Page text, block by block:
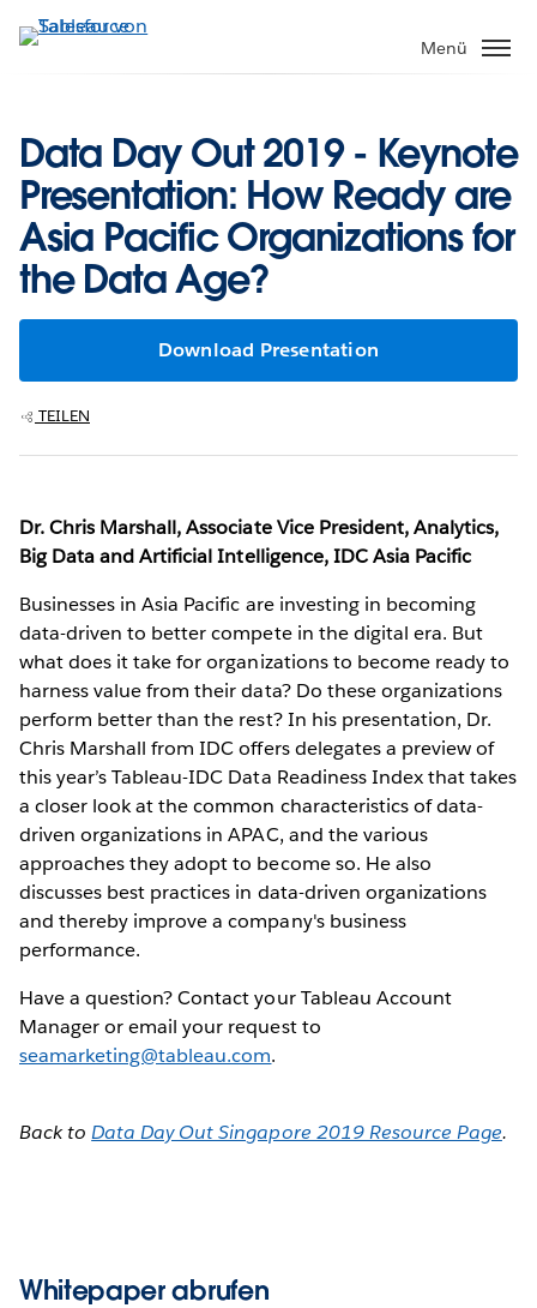
Direkt
zum
Menü
Data Day Out 2019 - Keynote
Presentation: How Ready are
Asia Pacific Organizations for
the Data Age?
Download Presentation
TEILEN
Dr. Chris Marshall, Associate Vice President, Analytics,
Big Data and Artificial Intelligence, IDC Asia Pacific
Businesses in Asia Pacific are investing in becoming
data-driven to better compete in the digital era. But
what does it take for organizations to become ready to
harness value from their data? Do these organizations
perform better than the rest? In his presentation, Dr.
Chris Marshall from IDC offers delegates a preview of
this year’s Tableau-IDC Data Readiness Index that takes
a closer look at the common characteristics of data-
driven organizations in APAC, and the various
approaches they adopt to become so. He also
discusses best practices in data-driven organizations
and thereby improve a company's business
performance.
Have a question? Contact your Tableau Account
Manager or email your request to
seamarketing@tableau.com.
Back toData Day Out Singapore 2019 Resource Page.
Whitepaper abrufen